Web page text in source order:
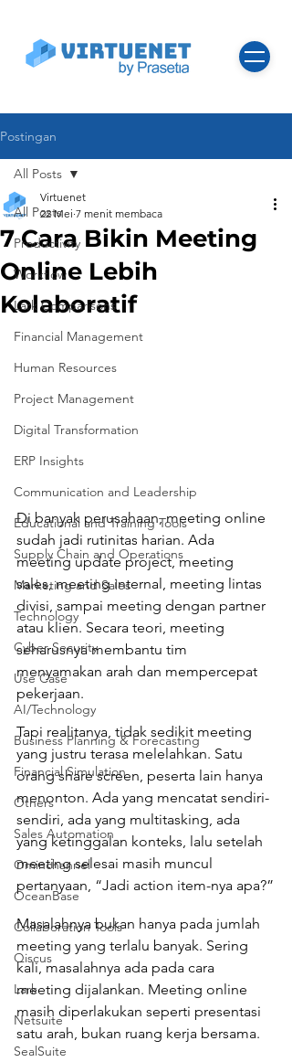
Postingan
All Posts
Productivity
Workflow
Lark Comparisons
Financial Management
Human Resources
Project Management
Digital Transformation
ERP Insights
Communication and Leadership
Educational and Training Tools
Supply Chain and Operations
Marketing and Sales
Technology
Cyber Security
Use Case
AI/Technology
Business Planning & Forecasting
Financial Simulation
Others
Sales Automation
Ominchannel
OceanBase
Collaboration Tools
Qiscus
Lark
Netsuite
SealSuite
All Posts
7 Cara Bikin Meeting
Online Lebih
Kolaboratif
Virtuenet
22 Mei 7 menit membaca
Di banyak perusahaan, meeting online
sudah jadi rutinitas harian. Ada
meeting update project, meeting
sales, meeting internal, meeting lintas
divisi, sampai meeting dengan partner
atau klien. Secara teori, meeting
seharusnya membantu tim
menyamakan arah dan mempercepat
pekerjaan.
Tapi realitanya, tidak sedikit meeting
yang justru terasa melelahkan. Satu
orang share screen, peserta lain hanya
menonton. Ada yang mencatat sendiri-
sendiri, ada yang multitasking, ada
yang ketinggalan konteks, lalu setelah
meeting selesai masih muncul
pertanyaan, “Jadi action item-nya apa?”
Masalahnya bukan hanya pada jumlah
meeting yang terlalu banyak. Sering
kali, masalahnya ada pada cara
meeting dijalankan. Meeting online
masih diperlakukan seperti presentasi
satu arah, bukan ruang kerja bersama.